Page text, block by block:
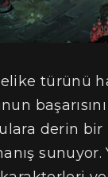
türünü
derin bir
sunuyor.